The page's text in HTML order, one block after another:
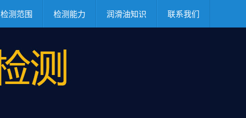
检测范围 检测能力 润滑油知识 联系我们